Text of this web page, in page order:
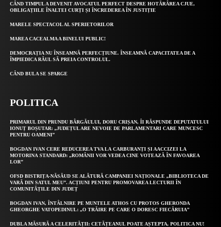
CÂND TIMPUL A DEVENIT AVOCATUL PERFECT DESPRE HOTĂRÂREA CJUE,
OBLIGAȚIILE ÎNALTEI CURȚI ȘI ÎNCREDEREA ÎN JUSTIȚIE
MARELE SPECTACOL AL SPERIETORILOR
MAREA CACEALMA A BINELUI PUBLIC!
DEMOCRAȚIA NU ÎNSEAMNĂ PERFECȚIUNE. ÎNSEAMNĂ CAPACITATEA DE A
ÎMPIEDICA RĂUL SĂ PREIA CONTROLUL.
CÂND BULA SE SPARGE
POLITICA
PRIMARUL DIN PRUNDU BÂRGĂULUI, DORU CRIȘAN, ÎI RĂSPUNDE DEPUTATULUI
IONUȚ BOȘUTAR: „JUDEȚUL ARE NEVOIE DE PARLAMENTARI CARE MUNCESC
PENTRU OAMENI”
BOGDAN IVAN CERE REDUCEREA TVA LA CARBURANȚI ȘI AACCIZEI LA
MOTORINA STANDARD: „ROMÂNII VOR VEDEA CINE VOTEAZĂ ÎN FAVOAREA
LOR”
OFSD BISTRIȚA-NĂSĂUD SE ALĂTURĂ CAMPANIEI NAȚIONALE „BIBLIOTECA DE
VARĂ DIN SATUL MEU”. ACȚIUNI PENTRU PROMOVAREA LECTURII ÎN
COMUNITĂȚILE DIN JUDEȚ
BOGDAN IVAN, ÎNTÂLNIRE PE MUNTELE ATHOS CU PROTOS GHERONDA
GHEORGHE VATOPEDINUL: „O TRĂIRE PE CARE O DORESC FIECĂRUIA”
DUBLA MĂSURĂ A CELERITĂȚII: CETĂȚEANUL POATE AȘTEPTA, POLITICA NU!